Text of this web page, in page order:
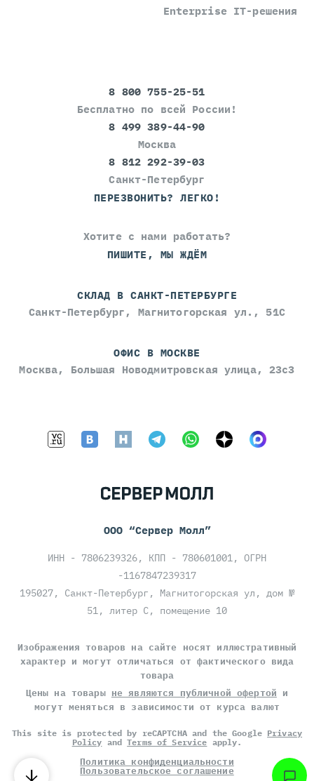
Enterprise IT-решения
8 800 755-25-51
Бесплатно по всей России!
8 499 389-44-90
Москва
8 812 292-39-03
Санкт-Петербург
ПЕРЕЗВОНИТЬ? ЛЕГКО!
Хотите с нами работать?
ПИШИТЕ, МЫ ЖДЁМ
СКЛАД В САНКТ-ПЕТЕРБУРГЕ
Санкт-Петербург, Магнитогорская ул., 51С
ОФИС В МОСКВЕ
Москва, Большая Новодмитровская улица, 23с3
ООО “Сервер Молл”
ИНН - 7806239326, КПП - 780601001, ОГРН
-1167847239317
195027, Санкт-Петербург, Магнитогорская ул, дом №
51, литер С, помещение 10
Изображения товаров на сайте носят иллюстративный
характер и могут отличаться от фактического вида
товара
Цены на товары не являются публичной офертой и
могут меняться в зависимости от курса валют
This site is protected by reCAPTCHA and the Google Privacy
Policy andTerms of Service apply.
Политика конфиденциальности
Пользовательское соглашение